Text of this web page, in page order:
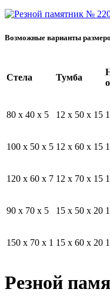
Возможные варианты
Стела Тумба
80 x 40 x 5 12 x 50 x 15
100 x 50 x 5 12 x 60 x 15
120 x 60 x 7 12 x 70 x 15
90 x 70 x 5 15 x 50 x 20
150 x 70 x 1 15 x 60 x 20
Резной